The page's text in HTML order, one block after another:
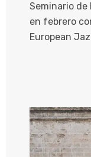
Seminario
en febrero
European